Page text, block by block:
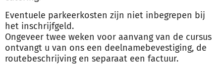
Eventuele parkeerkosten zijn niet inbegrepen bij
het inschrijfgeld.
Ongeveer twee weken voor aanvang van de cursus
ontvangt u van ons een deelnamebevestiging, de
routebeschrijving en separaat een factuur.